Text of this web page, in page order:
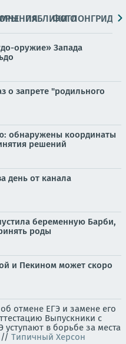
МНЕНИЯПАБЛИКИ
ФОТОЛОНГРИДЫ
оружие» Запада
о запрете "родильного
обнаружены координаты
решений
день от канала
беременную Барби,
роды
и Пекином может скоро
отмене ЕГЭ и замене его
Выпускники с
в борьбе за места
Типичный Херсон